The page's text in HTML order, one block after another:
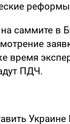
саммите в
время
ПДЧ.